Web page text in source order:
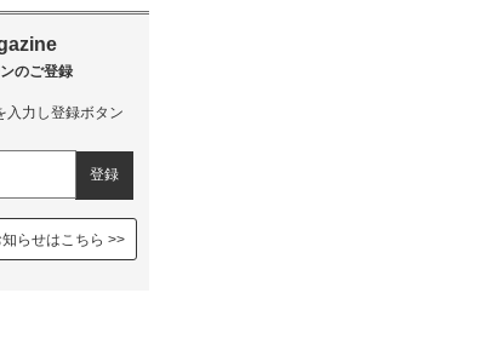
入力し登録ボタン
らせはこちら